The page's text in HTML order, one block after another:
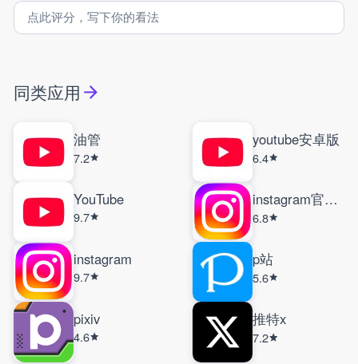
同类应用
油管
7.2
youtube安卓版
6.4
YouTube
9.7
instagram官方正版
6.8
instagram
9.7
p站
5.6
pixiv
4.6
推特x
7.2